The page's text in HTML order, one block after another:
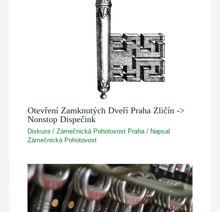
Otevření Zamknutých Dveří Praha Zličín ->
Nonstop Dispečink
Diskuze /Zámečnická Pohotovost Praha / Napsal
Zámečnická Pohotovost